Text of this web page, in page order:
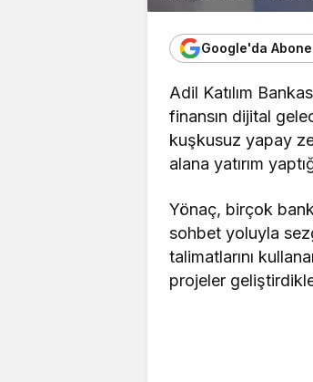
Google'da Abone
Adil Katılım
finansın dijital
kuşkusuz yapay
alana yatırım
Yönaç, birçok
sohbet yoluyla
talimatlarını
projeler